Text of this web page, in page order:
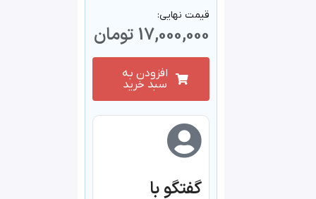
قیمت نهایی:
17,000,000 تومان
افزودن به
سبد خرید
گفتگو با